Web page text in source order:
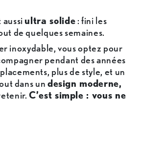
aussi ultra solide : fini les
de quelques semaines.
inoxydable, vous optez pour
pendant des années
plus de style, et un
dans un design moderne,
C’est simple : vous ne